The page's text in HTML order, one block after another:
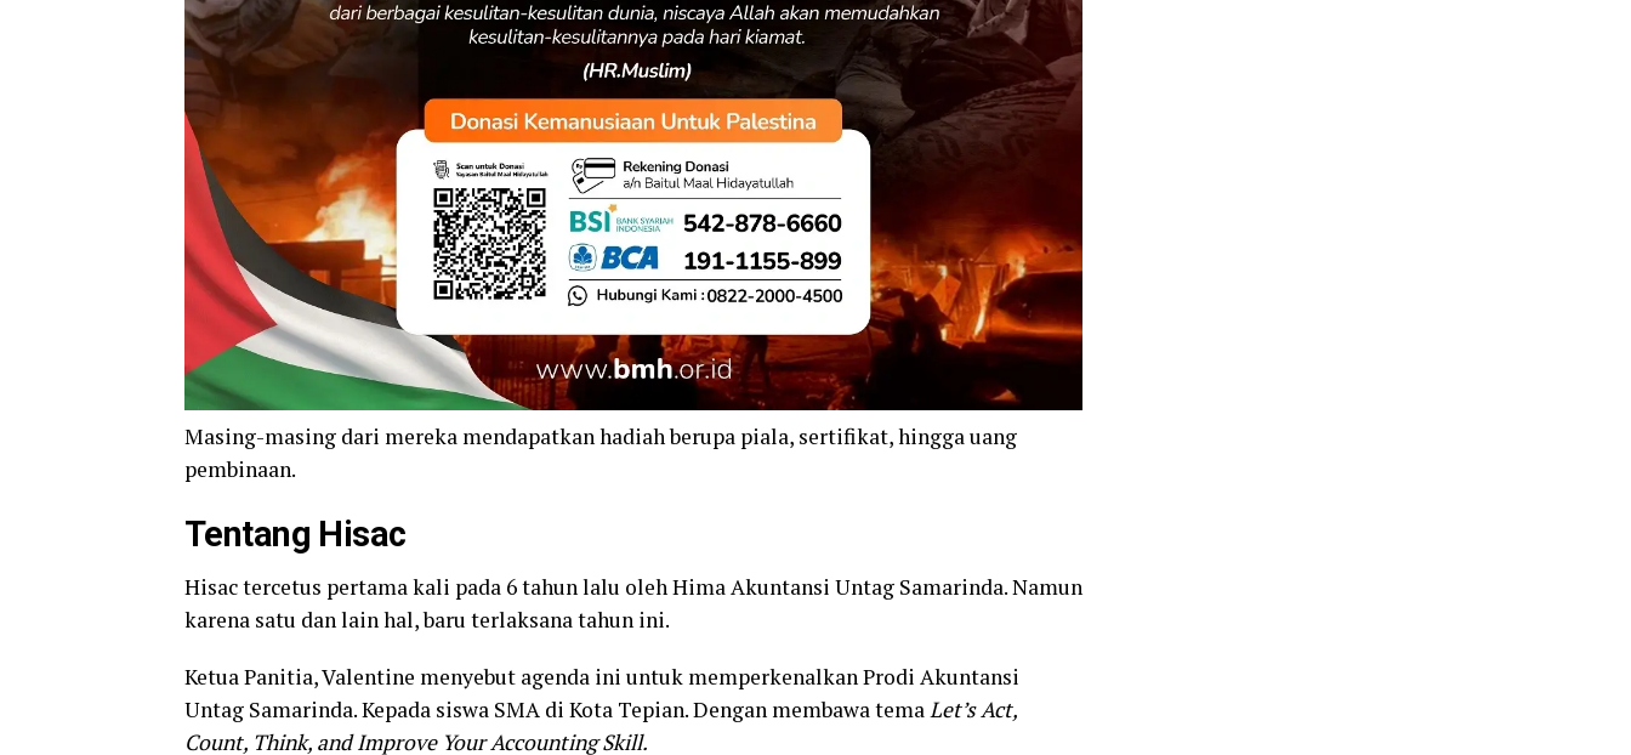
Masing-masing dari mereka mendapatkan hadiah berupa piala, sertifikat, hingga uang
pembinaan.
Tentang Hisac
Hisac tercetus pertama kali pada 6 tahun lalu oleh Hima Akuntansi Untag Samarinda. Namun
karena satu dan lain hal, baru terlaksana tahun ini.
Ketua Panitia, Valentine menyebut agenda ini untuk memperkenalkan Prodi Akuntansi
Untag Samarinda. Kepada siswa SMA di Kota Tepian. Dengan membawa temaLet’s Act,
Count, Think, and Improve Your Accounting Skill.